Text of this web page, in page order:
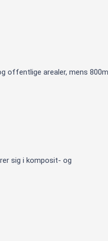
offentlige arealer, mens
sig i komposit- og